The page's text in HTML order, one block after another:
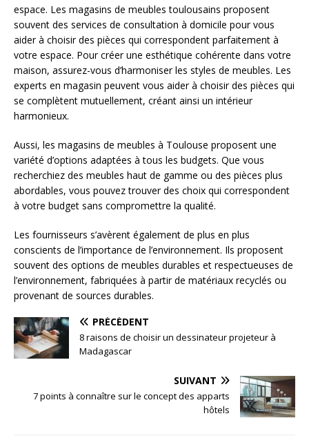
espace. Les magasins de meubles toulousains proposent
souvent des services de consultation à domicile pour vous
aider à choisir des pièces qui correspondent parfaitement à
votre espace. Pour créer une esthétique cohérente dans votre
maison, assurez-vous d’harmoniser les styles de meubles. Les
experts en magasin peuvent vous aider à choisir des pièces qui
se complètent mutuellement, créant ainsi un intérieur
harmonieux.
Aussi, les magasins de meubles à Toulouse proposent une
variété d’options adaptées à tous les budgets. Que vous
recherchiez des meubles haut de gamme ou des pièces plus
abordables, vous pouvez trouver des choix qui correspondent
à votre budget sans compromettre la qualité.
Les fournisseurs s’avèrent également de plus en plus
conscients de l’importance de l’environnement. Ils proposent
souvent des options de meubles durables et respectueuses de
l’environnement, fabriquées à partir de matériaux recyclés ou
provenant de sources durables.
PRÉCÉDENT
8 raisons de choisir un dessinateur projeteur à
Madagascar
SUIVANT
7 points à connaître sur le concept des apparts
hôtels